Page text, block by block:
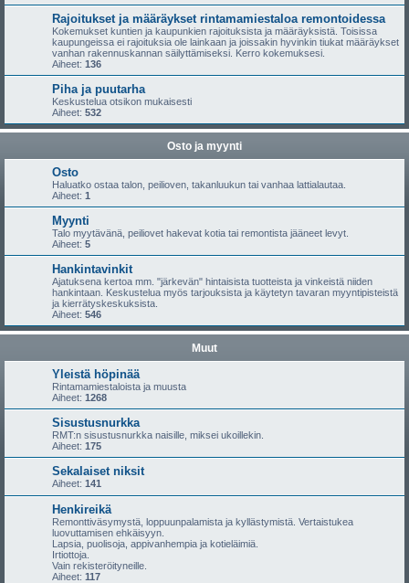
Rajoitukset ja määräykset rintamamiestaloa remontoidessa
Kokemukset kuntien ja kaupunkien rajoituksista ja määräyksistä. Toisissa
kaupungeissa ei rajoituksia ole lainkaan ja joissakin hyvinkin tiukat määräykset
vanhan rakennuskannan säilyttämiseksi. Kerro kokemuksesi.
Aiheet: 136
Piha ja puutarha
Keskustelua otsikon mukaisesti
Aiheet: 532
Osto ja myynti
Osto
Haluatko ostaa talon, peilioven, takanluukun tai vanhaa lattialautaa.
Aiheet: 1
Myynti
Talo myytävänä, peiliovet hakevat kotia tai remontista jääneet levyt.
Aiheet: 5
Hankintavinkit
Ajatuksena kertoa mm. "järkevän" hintaisista tuotteista ja vinkeistä niiden
hankintaan. Keskustelua myös tarjouksista ja käytetyn tavaran myyntipisteistä
ja kierrätyskeskuksista.
Aiheet: 546
Muut
Yleistä höpinää
Rintamamiestaloista ja muusta
Aiheet: 1268
Sisustusnurkka
RMT:n sisustusnurkka naisille, miksei ukoillekin.
Aiheet: 175
Sekalaiset niksit
Aiheet: 141
Henkireikä
Remonttiväsymystä, loppuunpalamista ja kyllästymistä. Vertaistukea
luovuttamisen ehkäisyyn.
Lapsia, puolisoja, appivanhempia ja kotieläimiä.
Irtiottoja.
Vain rekisteröityneille.
Aiheet: 117